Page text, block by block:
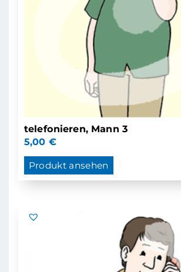
telefonieren, Mann 3
5,00 €
Produkt ansehen